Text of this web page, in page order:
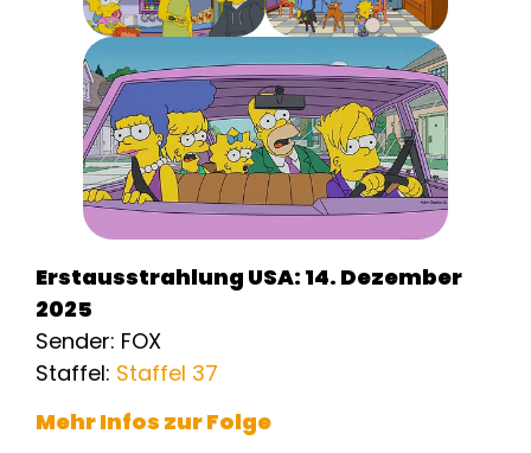
Erstausstrahlung USA: 14. Dezember
2025
Sender: FOX
Staffel: Staffel 37
Mehr Infos zur Folge